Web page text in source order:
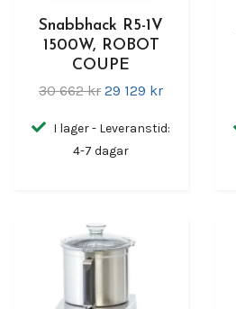
Snabbhack R5-1V
1500W, ROBOT
COUPE
30 662 kr 29 129 kr
I lager - Leveranstid:
4-7 dagar